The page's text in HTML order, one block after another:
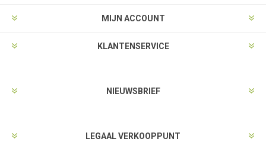
MIJN ACCOUNT
KLANTENSERVICE
NIEUWSBRIEF
LEGAAL VERKOOPPUNT